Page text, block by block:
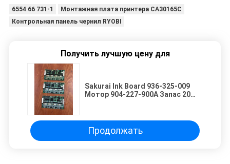
6554 66 731-1
Монтажная плата принтера CA30165C
Контрольная панель чернил RYOBI
Получить лучшую цену для
Sakurai Ink Board 936-325-009
Мотор 904-227-900A Запас 20
Продолжать